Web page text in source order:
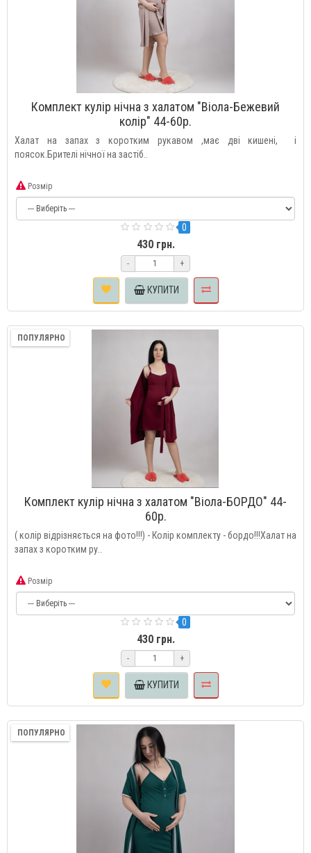
Комплект кулір нічна з халатом "Віола-Бежевий
колір" 44-60р.
Халат на запах з коротким рукавом ,має дві кишені, і
поясок.Брителі нічної на застіб..
Розмір
0
430 грн.
- +
КУПИТИ
ПОПУЛЯРНО
Комплект кулір нічна з халатом "Віола-БОРДО" 44-
60р.
( колір відрізняється на фото!!!) - Колір комплекту - бордо!!!Халат на
запах з коротким ру..
Розмір
0
430 грн.
- +
КУПИТИ
ПОПУЛЯРНО